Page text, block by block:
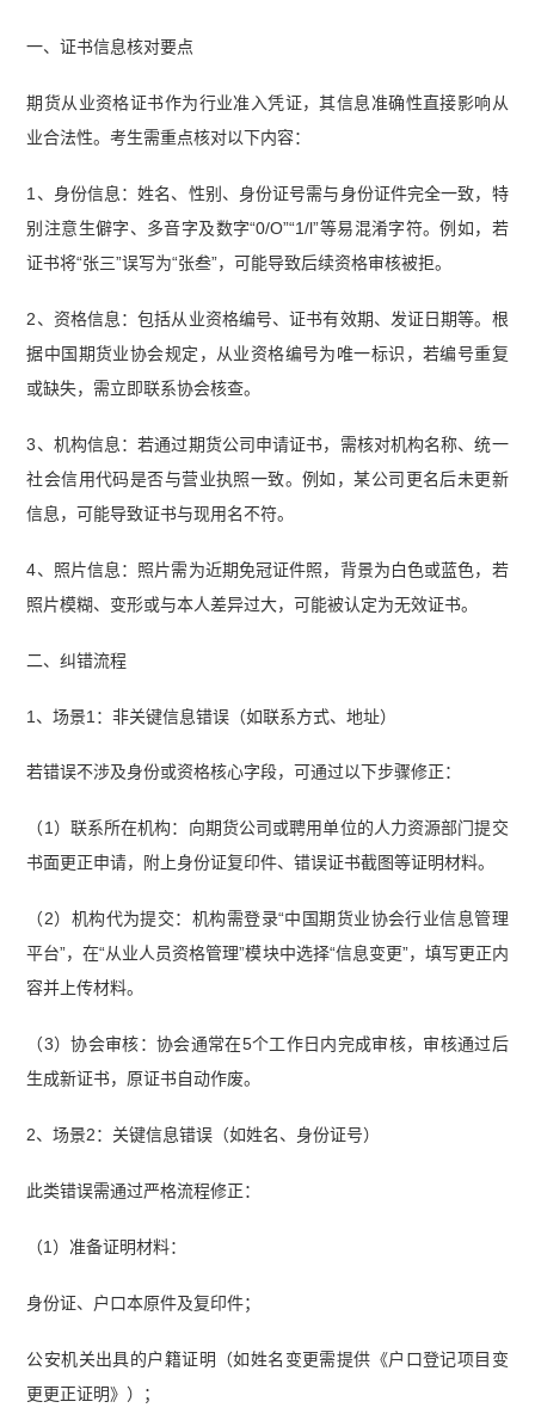
一、证书信息核对要点
期货从业资格证书作为行业准入凭证，其信息准确性直接影响从
业合法性。考生需重点核对以下内容：
1、身份信息：姓名、性别、身份证号需与身份证件完全一致，特
别注意生僻字、多音字及数字“0/O”“1/l”等易混淆字符。例如，若
证书将“张三”误写为“张叁”，可能导致后续资格审核被拒。
2、资格信息：包括从业资格编号、证书有效期、发证日期等。根
据中国期货业协会规定，从业资格编号为唯一标识，若编号重复
或缺失，需立即联系协会核查。
3、机构信息：若通过期货公司申请证书，需核对机构名称、统一
社会信用代码是否与营业执照一致。例如，某公司更名后未更新
信息，可能导致证书与现用名不符。
4、照片信息：照片需为近期免冠证件照，背景为白色或蓝色，若
照片模糊、变形或与本人差异过大，可能被认定为无效证书。
二、纠错流程
1、场景1：非关键信息错误（如联系方式、地址）
若错误不涉及身份或资格核心字段，可通过以下步骤修正：
（1）联系所在机构：向期货公司或聘用单位的人力资源部门提交
书面更正申请，附上身份证复印件、错误证书截图等证明材料。
（2）机构代为提交：机构需登录“中国期货业协会行业信息管理
平台”，在“从业人员资格管理”模块中选择“信息变更”，填写更正内
容并上传材料。
（3）协会审核：协会通常在5个工作日内完成审核，审核通过后
生成新证书，原证书自动作废。
2、场景2：关键信息错误（如姓名、身份证号）
此类错误需通过严格流程修正：
（1）准备证明材料：
身份证、户口本原件及复印件；
公安机关出具的户籍证明（如姓名变更需提供《户口登记项目变
更更正证明》）；